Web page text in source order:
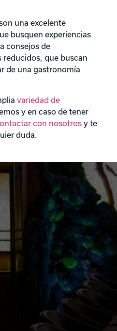
una excelente
busquen experiencias
consejos de
que buscan
de una gastronomía
variedad de
y en caso de tener
con nosotros y te
duda.